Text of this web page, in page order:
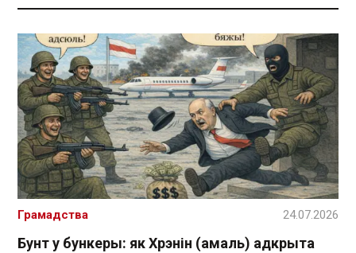
Бунт у бункеры: як Хрэнін (амаль) адкрыта
Грамадства 24.07.2026